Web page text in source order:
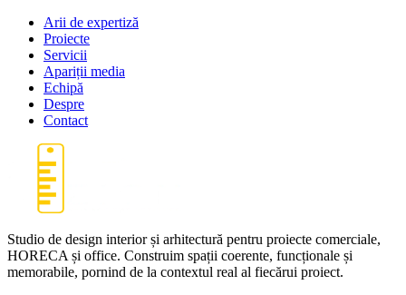
Arii de expertiză
Proiecte
Servicii
Apariții media
Echipă
Despre
Contact
Studio de design interior și arhitectură pentru proiecte comerciale,
HORECA și office. Construim spații coerente, funcționale și
memorabile, pornind de la contextul real al fiecărui proiect.